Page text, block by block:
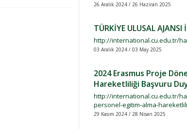
26 Aralık 2024 / 26 Haziran 2025
TÜRKİYE ULUSAL
http://international.cu.edu.tr/
03 Aralık 2024 / 03 May 2025
2024 Erasmus Proje
Hareketliliği Başvuru
http://international.cu.edu.tr/
personel-egitim-alma-
29 Kasım 2024 / 28 Nisan 2025